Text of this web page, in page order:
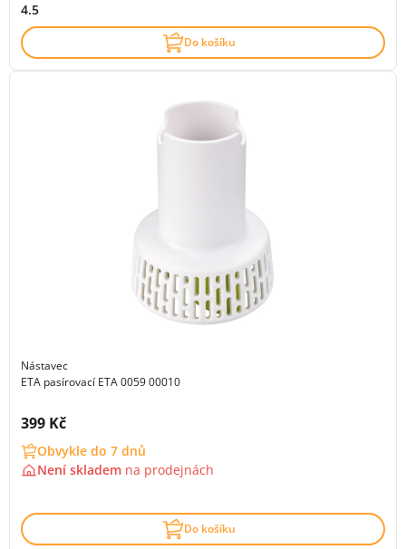
4.5
Do košíku
Nástavec
ETA pasírovací ETA 0059 00010
Cena s DPH:
399 Kč
Obvykle do 7 dnů
Není skladem na prodejnách
Do košíku